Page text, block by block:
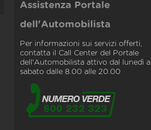
Assistenza Portale
dell'Automobilista
Per informazioni sui servizi offerti,
contatta il Call Center del Portale
dell'Automobilista attivo dal lunedì al
sabato dalle 8.00 alle 20.00